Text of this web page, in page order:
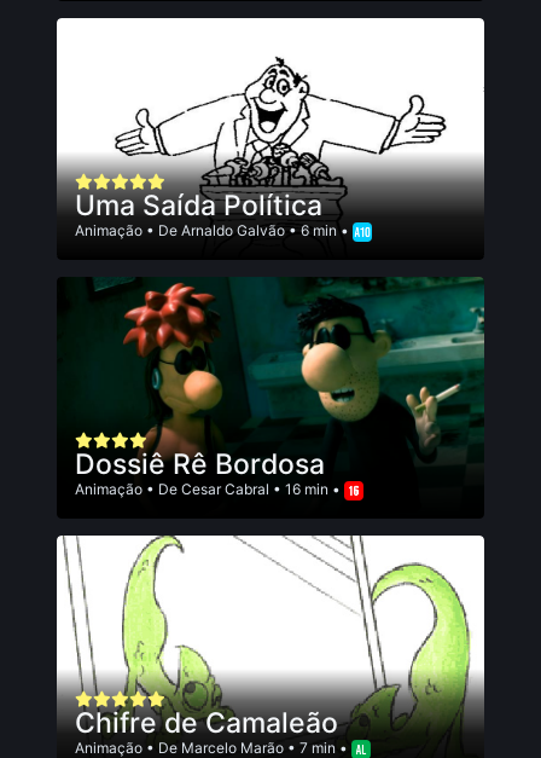
Uma Saída Política
Animação • De Arnaldo Galvão • 6 min •
Dossiê Rê Bordosa
Animação • De Cesar Cabral • 16 min •
Chifre de Camaleão
Animação • De Marcelo Marão • 7 min •